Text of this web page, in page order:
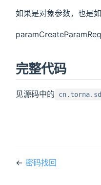
如果是对象参数，也是
完整代码
见源码中的
← 密码找回